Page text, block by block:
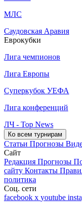
МЛС
Саудовская Аравия
Еврокубки
Лига чемпионов
Лига Европы
Суперкубок УЕФА
Лига конференций
ЛЧ - Top News
Ко всем турнирам
Статьи Прогнозы
Сайт
Редакция Прогнозы
сайту Контакты
политика
Соц. сети
facebook x youtube